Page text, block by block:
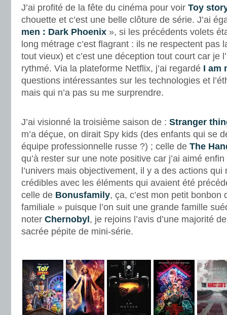
J’ai profité de la fête du cinéma pour voir Toy
chouette et c’est une belle clôture de série. J’ai
men : Dark Phoenix », si les précédents volets
long métrage c’est flagrant : ils ne respectent pas
tout vieux) et c’est une déception tout court car je
rythmé. Via la plateforme Netflix, j’ai regardé I am
questions intéressantes sur les technologies et
mais qui n’a pas su me surprendre.
J’ai visionné la troisième saison de : Stranger
m’a déçue, on dirait Spy kids (des enfants qui se
équipe professionnelle russe ?) ; celle de The
qu’à rester sur une note positive car j’ai aimé
l’univers mais objectivement, il y a des actions
crédibles avec les éléments qui avaient été
celle de Bonusfamily, ça, c’est mon petit
familiale » puisque l’on suit une grande famille
noter Chernobyl , je rejoins l’avis d’une majorité
sacrée pépite de mini-série.